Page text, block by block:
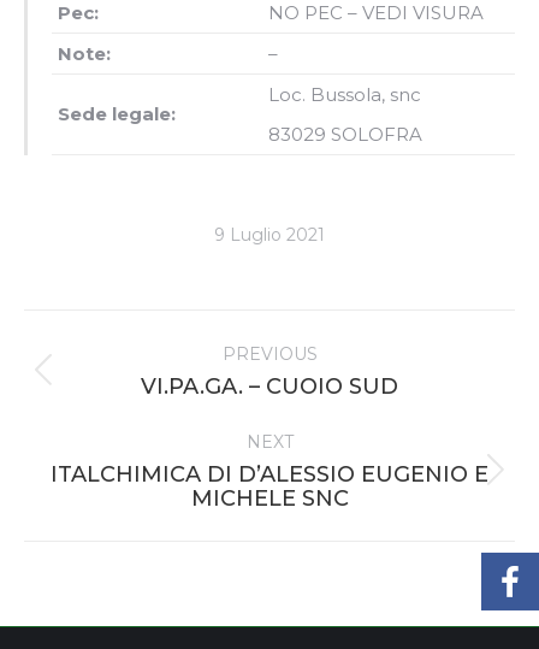
Pec:
NO PEC – VEDI VISURA
Note:
–
Sede legale:
Loc. Bussola, snc
83029 SOLOFRA
9 Luglio 2021
navigation
PREVIOUS
Previous
VI.PA.GA. – CUOIO SUD
NEXT
Next
project:
ITALCHIMICA DI D’ALESSIO EUGENIO E
MICHELE SNC